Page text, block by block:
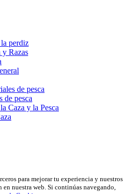
perdiz
y Razas
de pesca
de pesca
Caza y la Pesca
para mejorar tu experiencia y nuestros
nuestra web. Si continúas navegando,